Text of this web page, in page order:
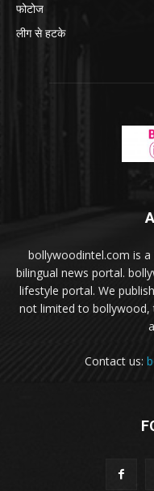
फोटोज
लीग से हटके
bollywoodintel.com is
bilingual news portal.
lifestyle portal. We
not limited to bollywood,
Contact us: